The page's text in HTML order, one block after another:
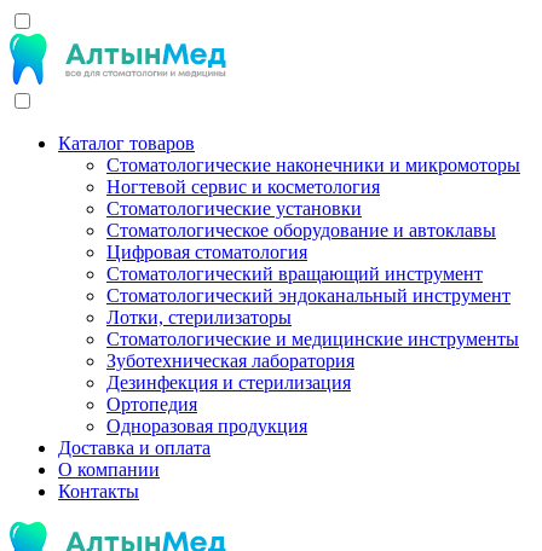
Каталог товаров
Стоматологические наконечники и микромоторы
Ногтевой сервис и косметология
Стоматологические установки
Стоматологическое оборудование и автоклавы
Цифровая стоматология
Стоматологический вращающий инструмент
Стоматологический эндоканальный инструмент
Лотки, стерилизаторы
Стоматологические и медицинские инструменты
Зуботехническая лаборатория
Дезинфекция и стерилизация
Ортопедия
Одноразовая продукция
Доставка и оплата
О компании
Контакты